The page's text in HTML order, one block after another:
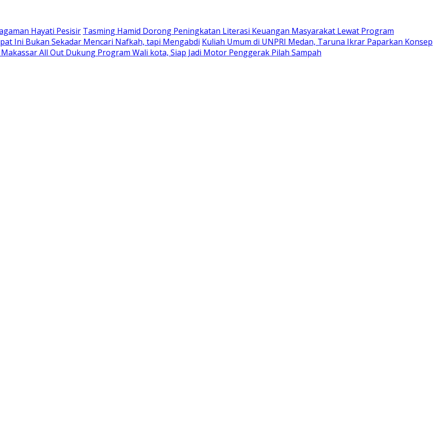
Hayati Pesisir Tasming Hamid Dorong Peningkatan Literasi Keuangan Masyarakat Lewat Program
Ini Bukan Sekadar Mencari Nafkah, tapi Mengabdi Kuliah Umum di UNPRI Medan, Taruna Ikrar Paparkan Konsep
All Out Dukung Program Wali kota, Siap Jadi Motor Penggerak Pilah Sampah